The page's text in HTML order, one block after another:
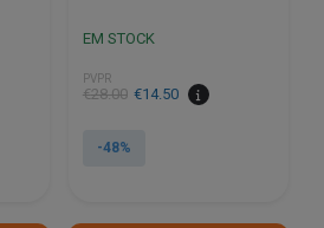
EM STOCK
PVPR
€28.00
O
original
€14.50
O
atual
-48%